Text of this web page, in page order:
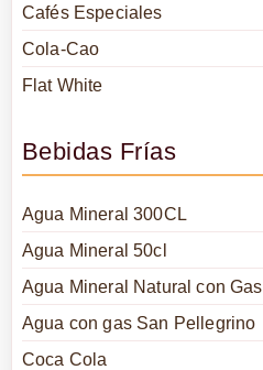
Cafés Especiales
Cola-Cao
Flat White
Bebidas Frías
Agua Mineral 300CL
Agua Mineral 50cl
Agua Mineral Natural con Gas
Agua con gas San Pellegrino
Coca Cola